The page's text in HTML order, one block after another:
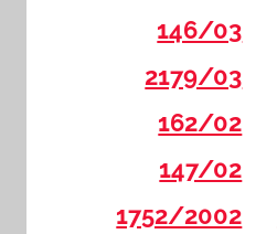
146/03
2179/03
162/02
147/02
1752/2002